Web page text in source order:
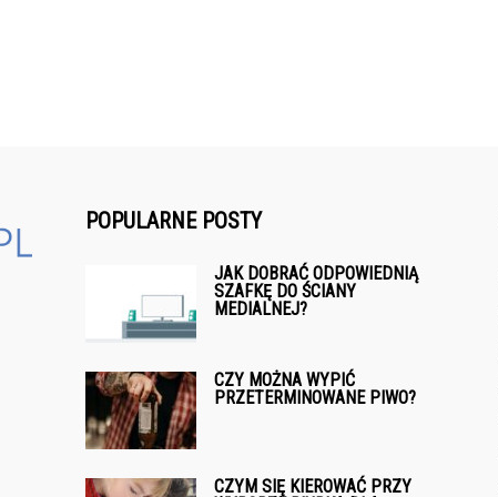
POPULARNE POSTY
JAK DOBRAĆ ODPOWIEDNIĄ
SZAFKĘ DO ŚCIANY
MEDIALNEJ?
CZY MOŻNA WYPIĆ
PRZETERMINOWANE PIWO?
CZYM SIĘ KIEROWAĆ PRZY